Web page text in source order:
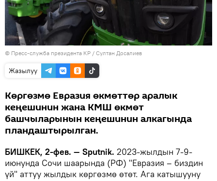
© Пресс-служба президента КР / Султан Досалиев
Жазылуу
Көргөзмө Евразия өкмөттөр аралык
кеңешинин жана КМШ өкмөт
башчыларынын кеңешинин алкагында
пландаштырылган.
БИШКЕК, 2-фев. — Sputnik. 2023-жылдын 7-9-
июнунда Сочи шаарында (РФ) "Евразия – биздин
үй" аттуу жылдык көргөзмө өтөт. Ага катышууну